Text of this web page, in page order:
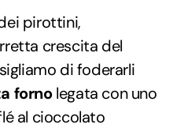
pirottini,
crescita del
di foderarli
fornolegata con uno
al cioccolato